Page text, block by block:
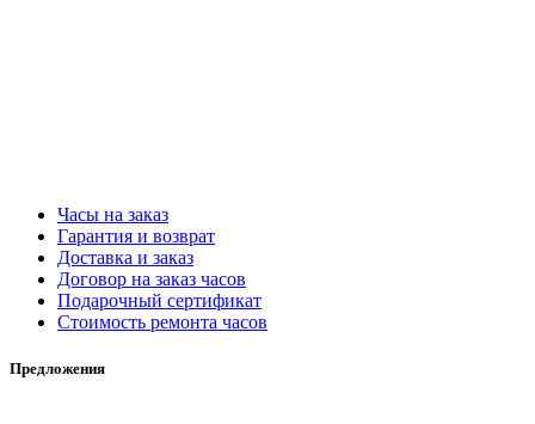
Часы на заказ
Гарантия и возврат
Доставка и заказ
Договор на заказ часов
Подарочный сертификат
Стоимость ремонта часов
Предложения